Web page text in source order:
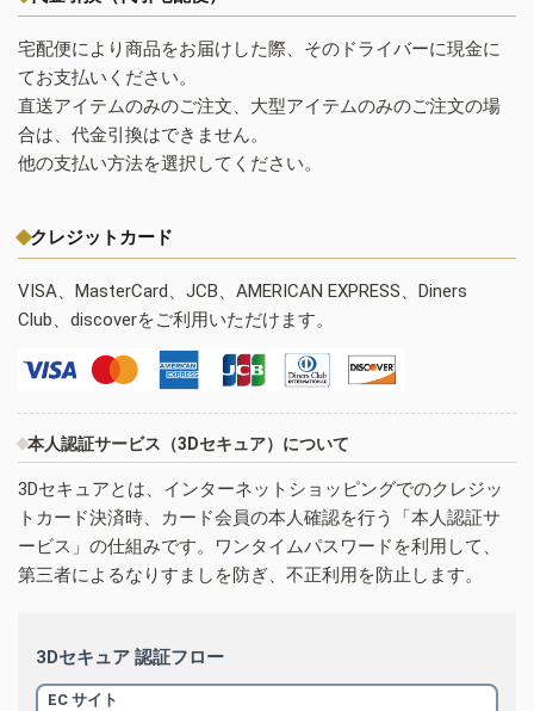
宅配便により商品をお届けした際、そのドライバーに現金に
てお支払いください。
直送アイテムのみのご注文、大型アイテムのみのご注文の場
合は、代金引換はできません。
他の支払い方法を選択してください。
クレジットカード
VISA、MasterCard、JCB、AMERICAN EXPRESS、Diners
Club、discoverをご利用いただけます。
本人認証サービス（3Dセキュア）について
3Dセキュアとは、インターネットショッピングでのクレジッ
トカード決済時、カード会員の本人確認を行う「本人認証サ
ービス」の仕組みです。ワンタイムパスワードを利用して、
第三者によるなりすましを防ぎ、不正利用を防止します。
3Dセキュア 認証フロー
EC サイト